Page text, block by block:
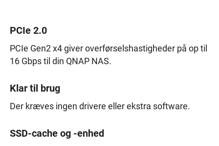
PCIe 2.0
PCIe Gen2 x4 giver overførselshastigheder på op til
16 Gbps til din QNAP NAS.
Klar til brug
Der kræves ingen drivere eller ekstra software.
SSD-cache og -enhed